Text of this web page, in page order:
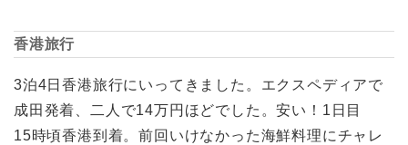
香港旅行
3泊4日香港旅行にいってきました。エクスペディアで
成田発着、二人で14万円ほどでした。安い！1日目
15時頃香港到着。前回いけなかった海鮮料理にチャレ